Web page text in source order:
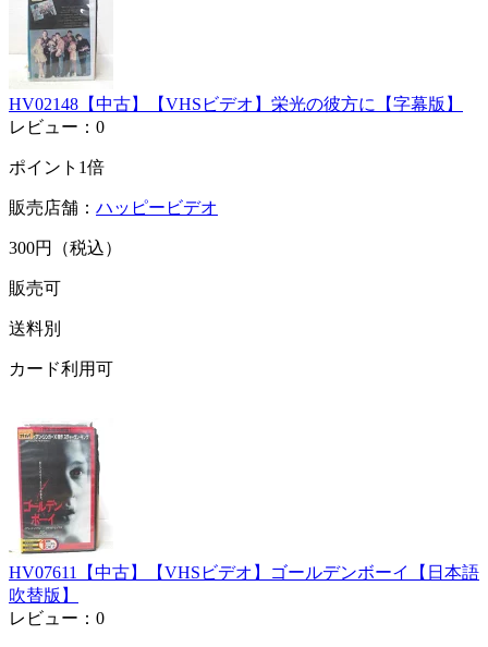
HV02148【中古】【VHSビデオ】栄光の彼方に【字幕版】
レビュー：0
ポイント1倍
販売店舗： ハッピービデオ
300円（税込）
販売可
送料別
カード利用可
HV07611【中古】【VHSビデオ】ゴールデンボーイ【日本語
吹替版】
レビュー：0